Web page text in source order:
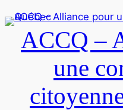
ACCQ –
une